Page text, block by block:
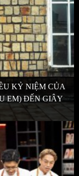
KỶ NIỆM CỦA
EM) ĐẾN GIÂY